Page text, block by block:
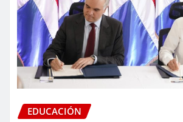
EDUCACIÓN